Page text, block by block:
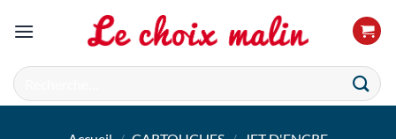
Recherche
pour :